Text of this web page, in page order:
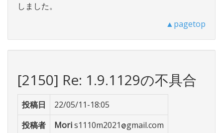
しました。
▲pagetop
[2150] Re: 1.9.1129の不具合
投稿日
22/05/11-18:05
投稿者
Moris1110m2021 gmail.com